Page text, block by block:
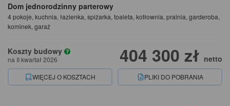
Dom jednorodzinny parterowy
4 pokoje, kuchnia, łazienka, spiżarka, toaleta, kotłownia, pralnia, garderoba,
kominek, garaż
Koszty budowy
na II kwartał 2026 404 300 zł netto
WIĘCEJ O KOSZTACH PLIKI DO POBRANIA